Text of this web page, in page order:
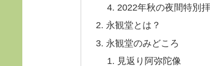
2022年秋の夜間特別
永観堂とは？
永観堂のみどころ
見返り阿弥陀像